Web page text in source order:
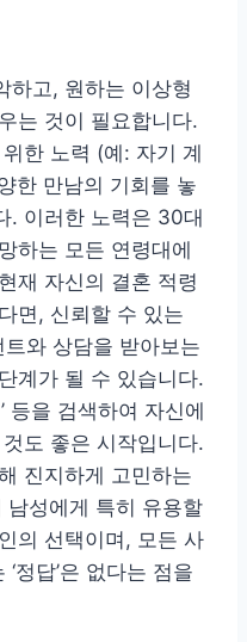
하고, 원하는 이상형
는 것이 필요합니다.
한 노력 (예: 자기 계
한 만남의 기회를 놓
. 이러한 노력은 30대
하는 모든 연령대에
재 자신의 결혼 적령
면, 신뢰할 수 있는
와 상담을 받아보는
계가 될 수 있습니다.
등을 검색하여 자신에
도 좋은 시작입니다.
진지하게 고민하는
성에게 특히 유용할
의 선택이며, 모든 사
정답’은 없다는 점을